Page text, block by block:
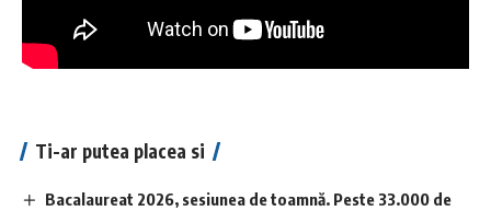
Ti-ar putea placea si
Bacalaureat 2026, sesiunea de toamnă. Peste 33.000 de